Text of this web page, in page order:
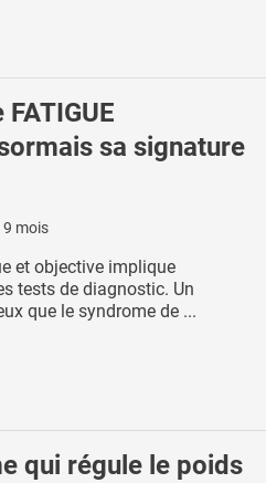
sa signature
9 mois
et objective implique
tests de diagnostic. Un
que le syndrome de ...
qui régule le poids